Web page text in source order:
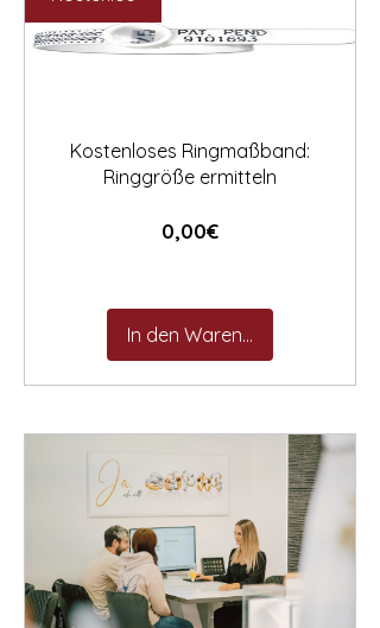
Kostenloses Ringmaßband:
Ringgröße ermitteln
0,00€Preis
In den Warenkorb